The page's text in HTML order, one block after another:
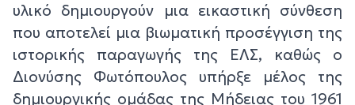
υλικό δημιουργούν μια εικαστική σύνθεση
που αποτελεί μια βιωματική προσέγγιση της
ιστορικής παραγωγής της ΕΛΣ, καθώς ο
Διονύσης Φωτόπουλος υπήρξε μέλος της
δημιουργικής ομάδας της Μήδειας του 1961